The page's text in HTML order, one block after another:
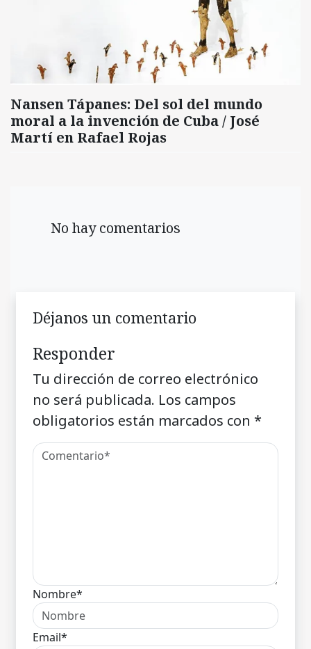
Nansen Tápanes: Del sol del mundo
moral a la invención de Cuba / José
Martí en Rafael Rojas
No hay comentarios
Déjanos un comentario
Responder
Tu dirección de correo electrónico
no será publicada. Los campos
obligatorios están marcados con *
Nombre*
Email*